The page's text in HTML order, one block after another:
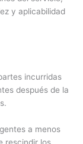
y aplicabilidad
incurridas
después de la
a menos
rescindir los